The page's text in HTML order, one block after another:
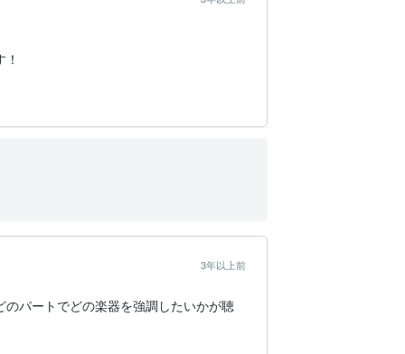
3年以上前
パートでどの楽器を強調したいかが聴